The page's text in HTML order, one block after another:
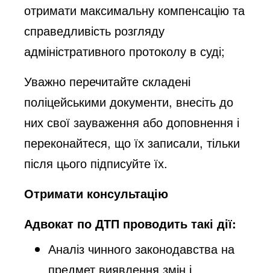
отримати максимальну компенсацію та
справедливість розгляду
адміністративного протоколу в суді;
Уважно перечитайте складені
поліцейськими документи, внесіть до
них свої зауваження або доповнення і
переконайтеся, що їх записали, тільки
після цього підписуйте їх.
Отримати консультацію
Адвокат по ДТП проводить такі дії:
Аналіз чинного законодавства на
предмет виявлення змін і